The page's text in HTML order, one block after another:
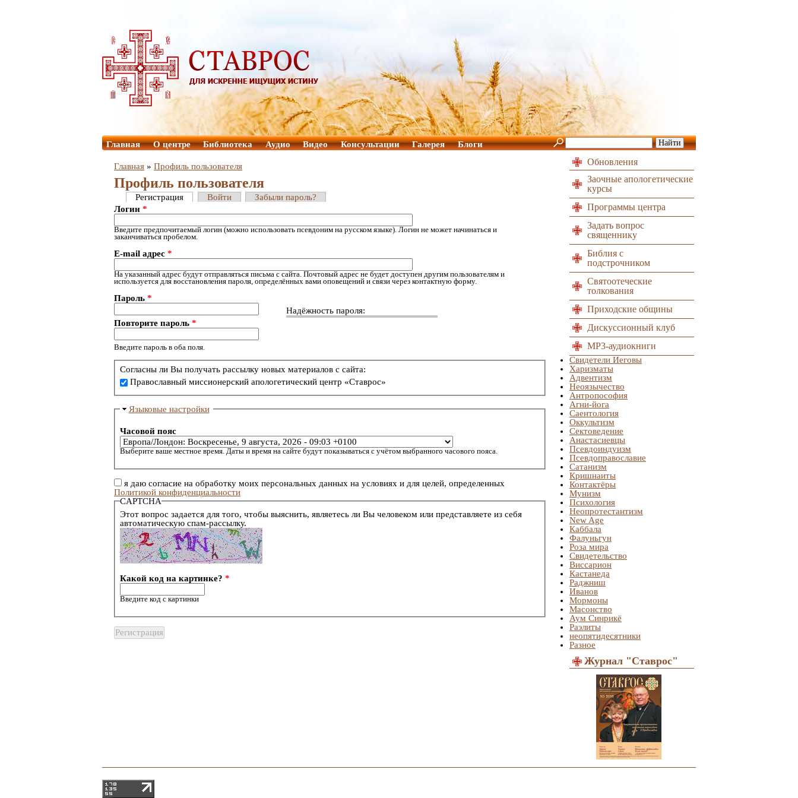
Главная О центре Библиотека Аудио Видео Консультации Галерея Блоги
Главная » Профиль пользователя
Профиль пользователя
Регистрация Войти
Забыли пароль?
Логин *
Введите предпочитаемый логин (можно использовать псевдоним на русском языке). Логин не может начинаться и
заканчиваться пробелом.
E-mail адрес *
На указанный адрес будут отправляться письма с сайта. Почтовый адрес не будет доступен другим пользователям и
используется для восстановления пароля, определённых вами оповещений и связи через контактную форму.
Надёжность пароля:
Пароль *
Повторите пароль *
Введите пароль в оба поля.
Согласны ли Вы получать рассылку новых материалов с сайта:
Православный миссионерский апологетический центр «Ставрос»
Языковые настройки
Часовой пояс
Выберите ваше местное время. Даты и время на сайте будут показываться с учётом выбранного часового пояса.
я даю согласие на обработку моих персональных данных на условиях и для целей, определенных
Политикой конфиденциальности
CAPTCHA
Этот вопрос задается для того, чтобы выяснить, являетесь ли Вы человеком или представляете из себя
автоматическую спам-рассылку.
Какой код на картинке? *
Введите код с картинки
Обновления
Заочные апологетические
курсы
Программы центра
Задать вопрос
священнику
Библия с
подстрочником
Святоотеческие
толкования
Приходские общины
Дискуссионный клуб
MP3-аудиокниги
Свидетели Иеговы
Харизматы
Адвентизм
Неоязычество
Антропософия
Агни-йога
Саентология
Оккультизм
Сектоведение
Анастасиевцы
Псевдоиндуизм
Псевдоправославие
Сатанизм
Кришнаиты
Контактёры
Мунизм
Психология
Неопротестантизм
New Age
Каббала
Фалуньгун
Роза мира
Свидетельство
Виссарион
Кастанеда
Раджниш
Иванов
Мормоны
Масонство
Аум Синрикё
Раэлиты
неопятидесятники
Разное
Журнал "Ставрос"